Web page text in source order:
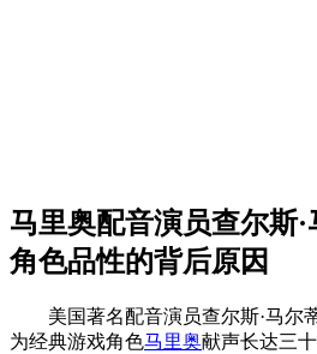
马里奥配音演员查尔斯
角色品性的背后原因
美国著名配音演员查尔斯·马尔
为经典游戏角色马里奥献声长达三